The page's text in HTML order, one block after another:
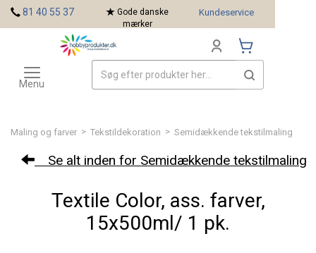
Maling og farver > Tekstildekoration > Semidækkende tekstilmaling
Se alt inden for Semidækkende tekstilmaling
Textile Color, ass. farver,
15x500ml/ 1 pk.
81 40 55 37
Gode danske
mærker
Kundeservice
Toggle
navigation
Menu
Mærker